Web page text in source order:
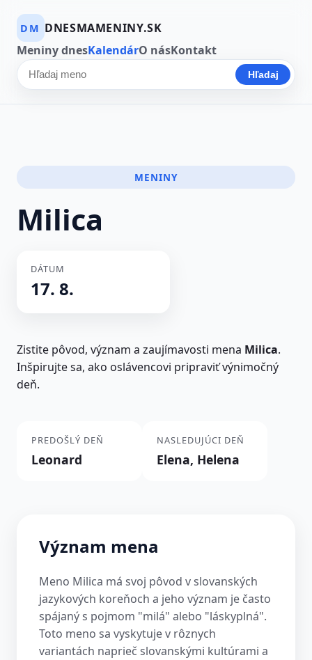
DM DNESMAMENINY.SK
Meniny dnesKalendárO násKontakt
Hľadať meno Hľadaj
MENINY
Milica
DÁTUM
17. 8.
Zistite pôvod, význam a zaujímavosti mena Milica.
Inšpirujte sa, ako oslávencovi pripraviť výnimočný
deň.
PREDOŠLÝ DEŇ
Leonard
NASLEDUJÚCI DEŇ
Elena, Helena
Význam mena
Meno Milica má svoj pôvod v slovanských
jazykových koreňoch a jeho význam je často
spájaný s pojmom "milá" alebo "láskyplná".
Toto meno sa vyskytuje v rôznych
variantách naprieč slovanskými kultúrami a